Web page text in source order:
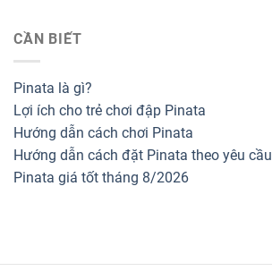
CẦN BIẾT
Pinata là gì?
Lợi ích cho trẻ chơi đập Pinata
Hướng dẫn cách chơi Pinata
Hướng dẫn cách đặt Pinata theo yêu cầu
Pinata giá tốt tháng 8/2026